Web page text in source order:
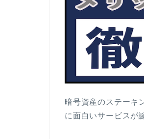
暗号資産のステーキ
に面白いサービスが